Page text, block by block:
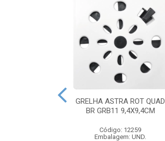
GRELHA ASTRA ROT QUAD
BR GRB11 9,4X9,4CM
Código: 12259
Embalagem: UND.